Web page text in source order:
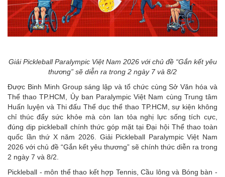
Giải Pickleball Paralympic Việt Nam 2026 với chủ đề “Gắn kết yêu
thương” sẽ diễn ra trong 2 ngày 7 và 8/2
Được Binh Minh Group sáng lập và tổ chức cùng Sở Văn hóa và
Thể thao TP.HCM, Ủy ban Paralympic Việt Nam cùng Trung tâm
Huấn luyện và Thi đấu Thể dục thể thao TP.HCM, sự kiện không
chỉ thúc đẩy sức khỏe mà còn lan tỏa nghị lực sống tích cực,
đúng dịp pickleball chính thức góp mặt tại Đại hội Thể thao toàn
quốc lần thứ X năm 2026. Giải Pickleball Paralympic Việt Nam
2026 với chủ đề “Gắn kết yêu thương” sẽ chính thức diễn ra trong
2 ngày 7 và 8/2.
Pickleball - môn thể thao kết hợp Tennis, Cầu lông và Bóng bàn -